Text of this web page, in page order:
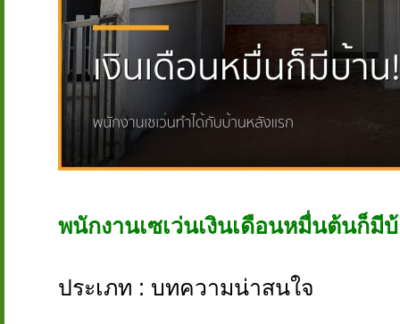
พนักงานเซเว่นเงินเดือนหมื่นต้นก็มี
ประเภท : บทความน่าสนใจ